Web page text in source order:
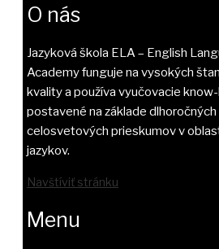
O nás
Jazyková škola ELA – English
Academy funguje na vysokých
kvality a používa vyučovacie
postavené na základe dlhoročných
celosvetových prieskumov v
jazykov.
Navštíviť stránku
Menu